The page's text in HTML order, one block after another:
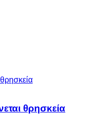
θρησκεία